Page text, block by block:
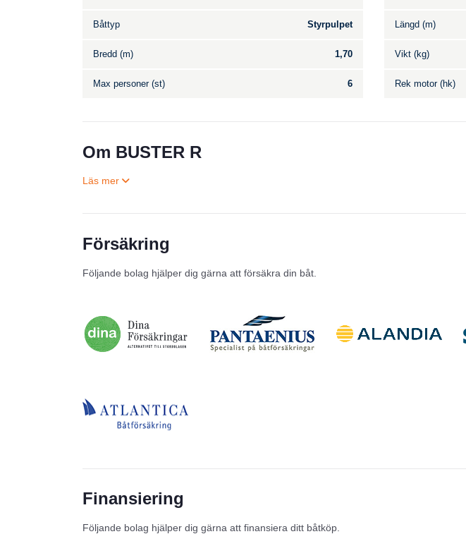
Båttyp Styrpulpet Längd (m)
Bredd (m) 1,70 Vikt (kg)
Max personer (st) 6 Rek motor (hk)
Om BUSTER R
Försäkring
Följande bolag hjälper dig gärna att försäkra din båt.
Finansiering
Följande bolag hjälper dig gärna att finansiera ditt båtköp.